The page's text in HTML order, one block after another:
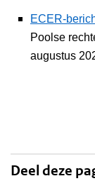
ECER-
Poolse
augustus
Deel deze